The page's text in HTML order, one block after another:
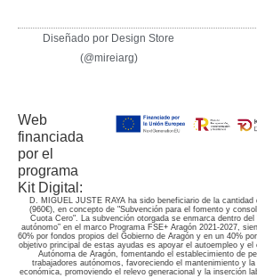
Diseñado por Design Store
(@mireiarg)
Web
financiada
por el
programa
Kit Digital:
D. MIGUEL JUSTE RAYA ha sido beneficiario de la
(960€), en concepto de "Subvención para el fomento y
Cuota Cero". La subvención otorgada se enmarca dentro del
autónomo” en el marco Programa FSE+ Aragón 2021-2027,
60% por fondos propios del Gobierno de Aragón y en un 40%
objetivo principal de estas ayudas es apoyar el autoempleo y el
Autónoma de Aragón, fomentando el establecimiento de
trabajadores autónomos, favoreciendo el mantenimiento y
económica, promoviendo el relevo generacional y la inserción